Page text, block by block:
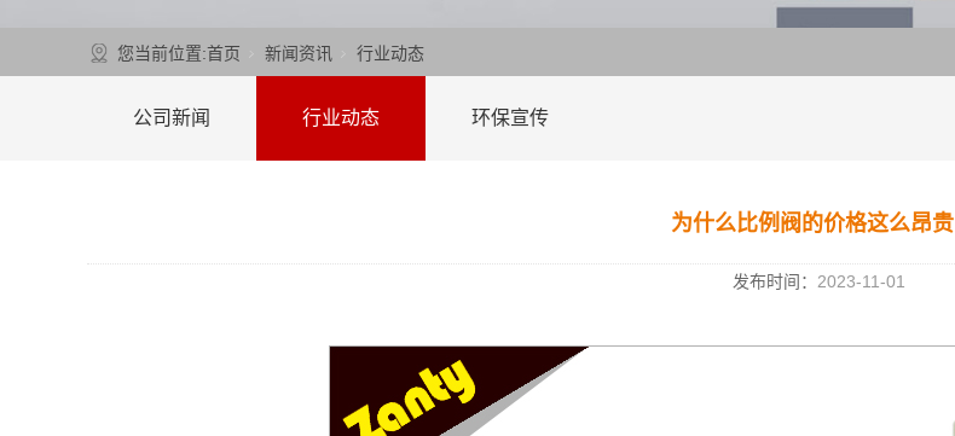
您当前位置:首页 新闻资讯 行业动态
公司新闻 行业动态 环保宣传
为什么比例阀的价格这么昂贵
发布时间： 2023-11-01